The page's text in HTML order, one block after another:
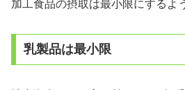
加工食品の摂取は最小限にするよ
乳製品は最小限